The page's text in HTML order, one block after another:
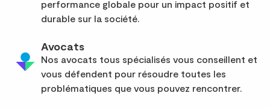
performance globale pour un impact positif et
durable sur la société.
Avocats
Nos avocats tous spécialisés vous conseillent et
vous défendent pour résoudre toutes les
problématiques que vous pouvez rencontrer.